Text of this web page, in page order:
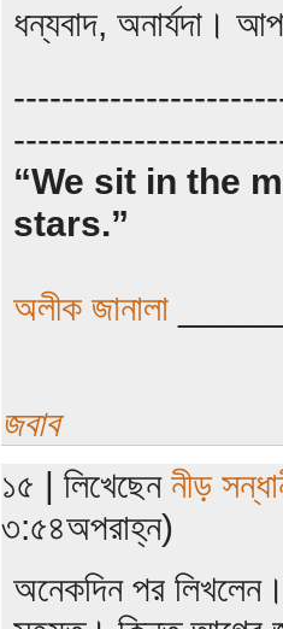
ধন্যবাদ, অনার্যদা।
“We sit in the
stars.”
অলীক জানালা
জবাব
১৫ | লিখেছেন নীড়
৩:৫৪অপরাহ্ন)
অনেকদিন পর